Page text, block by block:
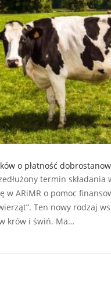
o płatność
termin
ARiMR o pomoc
Ten nowy rodzaj
krów i świń. Ma…